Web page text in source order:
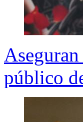
público